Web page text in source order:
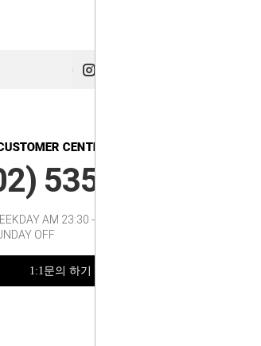
535-2217~8
AM 23:30 - 12:00
OFF
1:1문의 하기